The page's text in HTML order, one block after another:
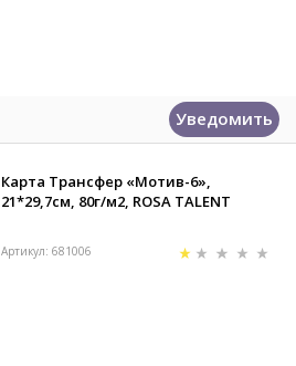
Уведомить
Карта Трансфер «Мотив-6»,
21*29,7см, 80г/м2, ROSA TALENT
Артикул: 681006